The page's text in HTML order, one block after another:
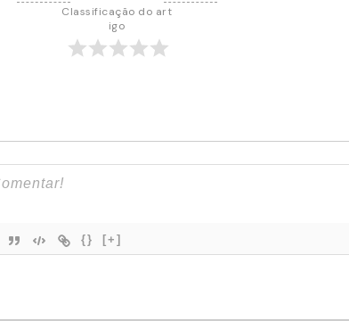
Classificação do art
igo
{} [+]